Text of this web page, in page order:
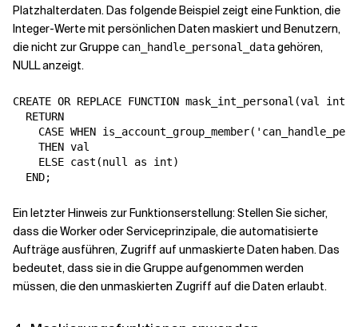
Platzhalterdaten. Das folgende Beispiel zeigt eine Funktion, die
Integer-Werte mit persönlichen Daten maskiert und Benutzern,
die nicht zur Gruppe can_handle_personal_datagehören,
NULL anzeigt.
CREATE OR REPLACE FUNCTION mask_int_personal(val int)
  RETURN
CASE WHEN
    THEN val
    ELSE cast(null as int)
Ein letzter Hinweis zur Funktionserstellung: Stellen Sie sicher,
dass die Worker oder Serviceprinzipale, die automatisierte
Aufträge ausführen, Zugriff auf unmaskierte Daten haben. Das
bedeutet, dass sie in die Gruppe aufgenommen werden
müssen, die den unmaskierten Zugriff auf die Daten erlaubt.